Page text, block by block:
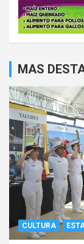
MAS
CULTURA